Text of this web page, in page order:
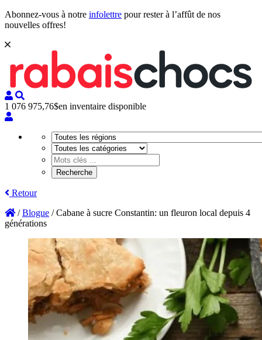
Abonnez-vous à notre infolettre pour rester à l’affût de nos
nouvelles offres!
1 076 975,76$en inventaire disponible
Retour
/Blogue /Cabane à sucre Constantin: un fleuron local depuis 4
générations